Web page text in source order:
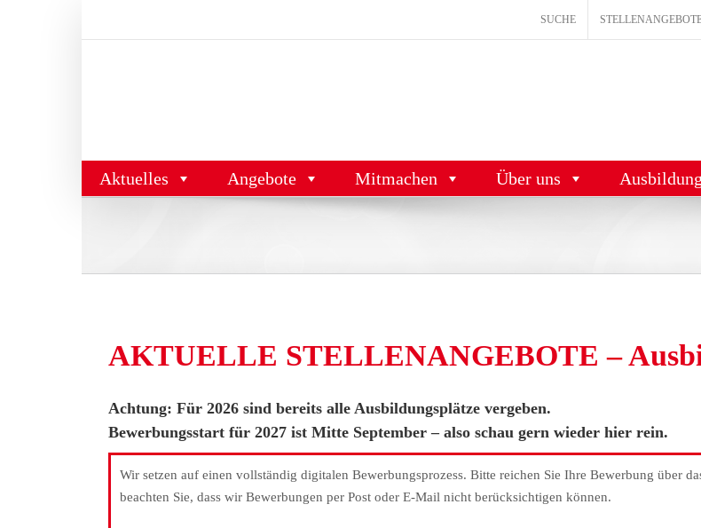
SUCHE
Aktuelles Angebote Mitmachen Über uns Ausbildung
AKTUELLE STELLENANGEBOTE –
Achtung: Für 2026 sind bereits alle Ausbildungsplätze vergeben.
Bewerbungsstart für 2027 ist Mitte September – also schau gern wieder hier rein.
Wir setzen auf einen vollständig digitalen Bewerbungsprozess. Bitte reichen Sie Ihre Bewerbung über
beachten Sie, dass wir Bewerbungen per Post oder E-Mail nicht berücksichtigen können.